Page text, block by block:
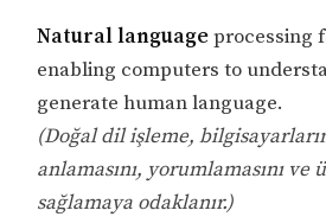
Natural languageprocessing
enabling computers to
generate human language.
(Doğal dil işleme,
anlamasını, yorumlamasını ve
sağlamaya odaklanır.)